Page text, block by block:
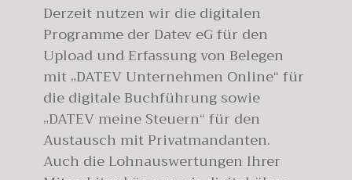
Derzeit nutzen wir die digitalen
Programme der Datev eG für den
Upload und Erfassung von Belegen
mit „DATEV Unternehmen Online“ für
die digitale Buchführung sowie
„DATEV meine Steuern“ für den
Austausch mit Privatmandanten.
Auch die Lohnauswertungen Ihrer